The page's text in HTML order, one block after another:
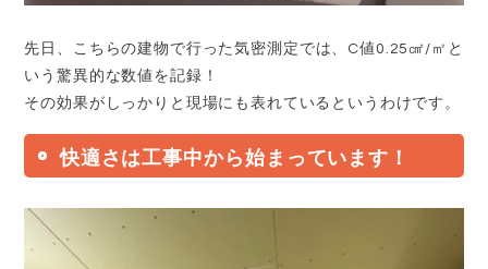
先日、こちらの建物で行った気密測定では、C値0.25㎠/㎡と
いう驚異的な数値を記録！
その効果がしっかりと現場にも表れているというわけです。
快適さは工事中から始まっています！